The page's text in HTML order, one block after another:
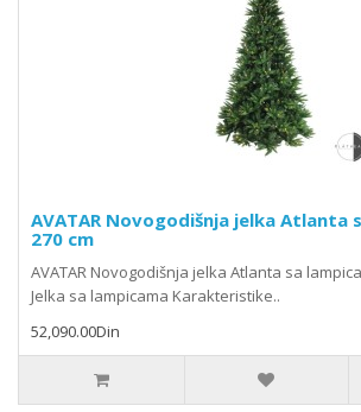
AVATAR Novogodišnja jelka Atlanta
270 cm
AVATAR Novogodišnja jelka Atlanta sa
Jelka sa lampicama Karakteristike..
52,090.00Din